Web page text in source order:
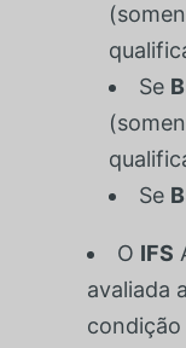
Se
Se
O IFS
avaliada
condição